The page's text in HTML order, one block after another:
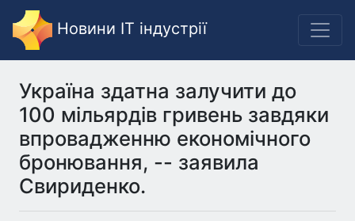
Новини IT індустрії
Україна здатна залучити до
100 мільярдів гривень завдяки
впровадженню економічного
бронювання, -- заявила
Свириденко.